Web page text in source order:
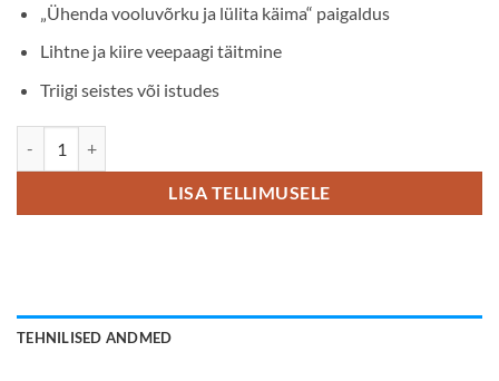
„Ühenda vooluvõrku ja lülita käima“ paigaldus
Lihtne ja kiire veepaagi täitmine
Triigi seistes või istudes
LISA TELLIMUSELE
TEHNILISED ANDMED